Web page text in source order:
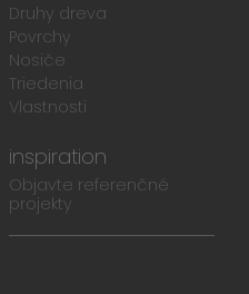
Druhy dreva
Povrchy
Nosiče
Triedenia
Vlastnosti
inspiration
Objavte referenčné
projekty